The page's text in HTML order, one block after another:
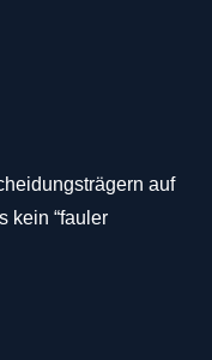
auf
kein “fauler